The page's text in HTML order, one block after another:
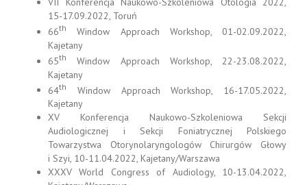
15-17.09.2022, Toruń
66th
Window Approach Workshop, 01-02.09.2022,
Kajetany
65th
Window Approach Workshop, 22-23.08.2022,
Kajetany
64th
Window Approach Workshop, 16-17.05.2022,
Kajetany
XV Konferencja Naukowo-Szkoleniowa Sekcji
Audiologicznej i Sekcji Foniatrycznej Polskiego
Towarzystwa Otorynolaryngologów Chirurgów Głowy
i Szyi, 10-11.04.2022, Kajetany/Warszawa
XXXV World Congress of Audiology, 10-13.04.2022,